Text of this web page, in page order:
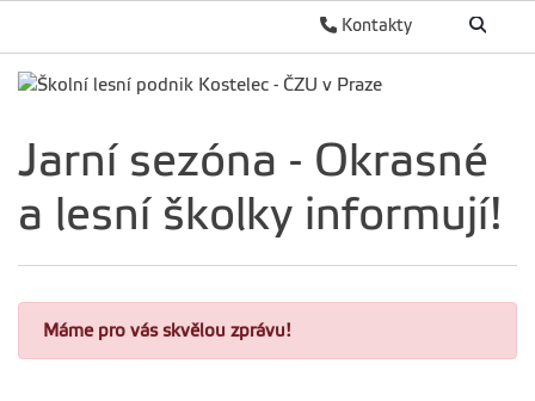
Kontakty
Jarní sezóna - Okrasné
a lesní školky informují!
Máme pro vás skvělou zprávu!